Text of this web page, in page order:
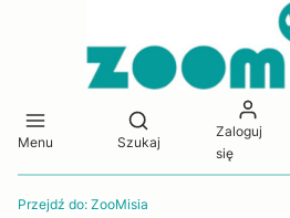
Menu
Otwórz wyszukiwarkę
Szukaj
Zaloguj
się
Przejdź do: ZooMisia